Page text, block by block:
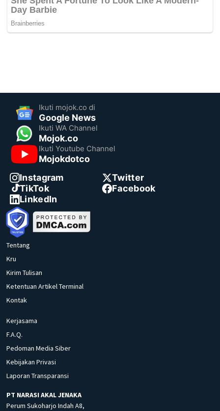
Ikuti mojok.co di
Google News
Ikuti WA Channel
Mojok.co
Ikuti Youtube Channel
Mojokdotco
Instagram
Twitter
TikTok
Facebook
LinkedIn
Tentang
Kru
Kirim Tulisan
Ketentuan Artikel Terminal
Kontak
Kerjasama
F.A.Q.
Pedoman Media Siber
Kebijakan Privasi
Laporan Transparansi
PT NARASI AKAL JENAKA
Perum Sukoharjo Indah A8,